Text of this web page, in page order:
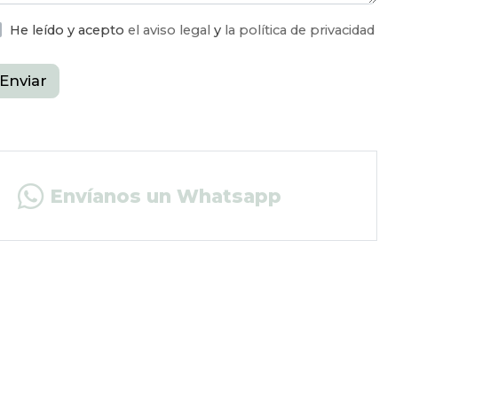
He leído y acepto el aviso legal y la política de privacidad
Enviar
Envíanos un Whatsapp